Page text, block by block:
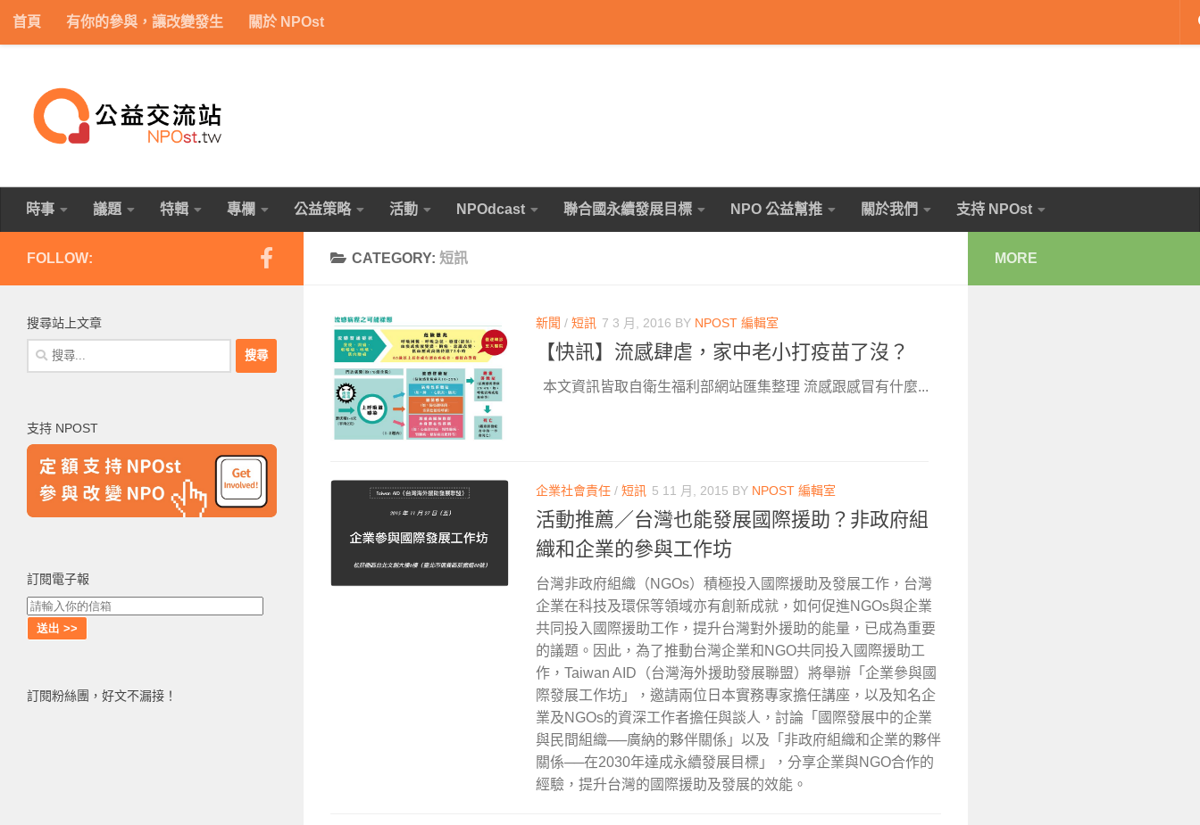
Skip to content
首頁 有你的參與，讓改變發生 關於 NPOst
時事 議題 特輯 專欄 公益策略 活動 NPOdcast 聯合國永續發展目標 NPO 公益幫推 關於我們 支持 NPOst
CATEGORY: 短訊
新聞 / 短訊 7 3 月, 2016 BY NPOST 編輯室
【快訊】流感肆虐，家中老小打疫苗了沒？
本文資訊皆取自衛生福利部網站匯集整理 流感跟感冒有什麼...
企業社會責任 / 短訊 5 11 月, 2015 BY NPOST 編輯室
活動推薦／台灣也能發展國際援助？非政府組
織和企業的參與工作坊
台灣非政府組織（NGOs）積極投入國際援助及發展工作，台灣
企業在科技及環保等領域亦有創新成就，如何促進NGOs與企業
共同投入國際援助工作，提升台灣對外援助的能量，已成為重要
的議題。因此，為了推動台灣企業和NGO共同投入國際援助工
作，Taiwan AID（台灣海外援助發展聯盟）將舉辦「企業參與國
際發展工作坊」，邀請兩位日本實務專家擔任講座，以及知名企
業及NGOs的資深工作者擔任與談人，討論「國際發展中的企業
與民間組織──廣納的夥伴關係」以及「非政府組織和企業的夥伴
關係──在2030年達成永續發展目標」，分享企業與NGO合作的
經驗，提升台灣的國際援助及發展的效能。
FOLLOW:
搜尋站上文章
搜
尋
字:
支持 NPOST
訂閱電子報
訂閱粉絲團，好文不漏接！
MORE